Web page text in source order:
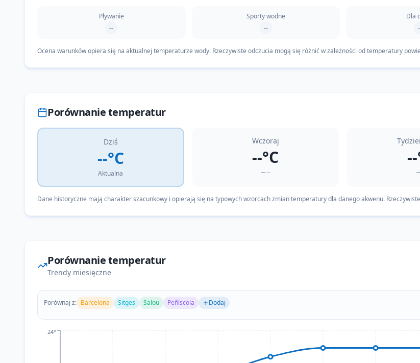
Pływanie
--
Sporty wodne
--
Dla
Ocena warunków opiera się na aktualnej temperaturze wody. Rzeczywiste odczucia mogą się różnić w zależności od temperatury
Porównanie temperatur
Dziś
--°C
Aktualna
Wczoraj
--°C
--
Dane historyczne mają charakter szacunkowy i opierają się na typowych wzorcach zmian temperatury dla danego akwenu.
Porównanie temperatur
Trendy miesięczne
Porównaj z: Barcelona Sitges Salou Peñíscola Dodaj
24°